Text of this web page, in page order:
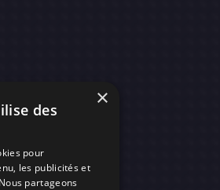
×
des
pour
les publicités et
partageons